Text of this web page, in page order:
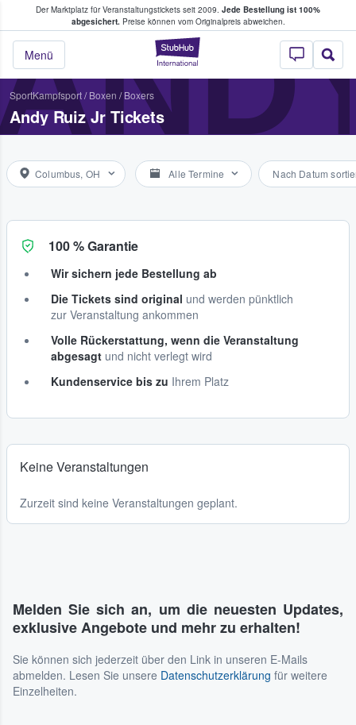
Der Marktplatz für Veranstaltungstickets seit 2009. Jede Bestellung ist 100%
abgesichert.Preise können vom Originalpreis abweichen.
StubHub - Wo
Menü
Tickets kaufen & verkaufen
SportKampfsport/ Boxen / Boxers
Andy Ruiz Jr Tickets
Columbus, OH Alle Termine Nach Datum
100 % Garantie
Wir sichern jede Bestellung ab
Die Tickets sind original und werden pünktlich
zur Veranstaltung ankommen
Volle Rückerstattung, wenn die Veranstaltung
abgesagt und nicht verlegt wird
Kundenservice bis zu Ihrem Platz
Keine Veranstaltungen
Zurzeit sind keine Veranstaltungen geplant.
Melden Sie sich an, um die neuesten Updates,
exklusive Angebote und mehr zu erhalten!
Sie können sich jederzeit über den Link in unseren E-Mails
abmelden. Lesen Sie unsere Datenschutzerklärung für weitere
Einzelheiten.